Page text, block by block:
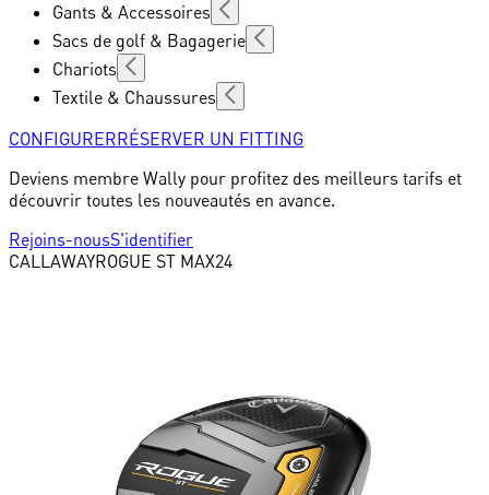
Gants & Accessoires
Sacs de golf & Bagagerie
Chariots
Textile & Chaussures
CONFIGURERRÉSERVER UN FITTING
Deviens membre Wally pour profitez des meilleurs tarifs et
découvrir toutes les nouveautés en avance.
Rejoins-nousS'identifier
CALLAWAYROGUE ST MAX24